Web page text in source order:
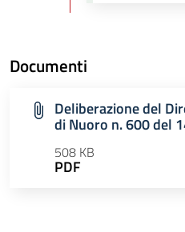
Documenti
Deliberazione del
di Nuoro n. 600 del
508 KB
PDF